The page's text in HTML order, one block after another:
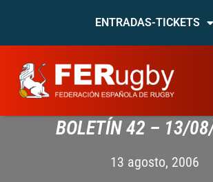
ENTRADAS-TICKETS
BOLETÍN 42 – 13/
13 agosto, 2006